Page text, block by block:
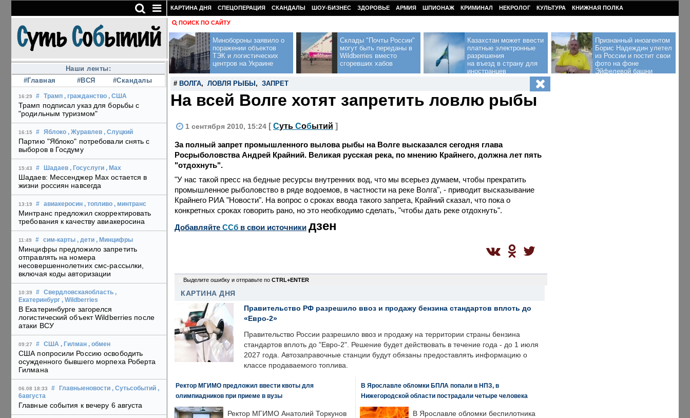
Наши ленты:
#Главная
#ВСЯ #Скандалы
16:29 # Трамп , гражданство , США
Трамп подписал указ для борьбы с
"родильным туризмом"
16:15 # Яблоко , Журавлев , Слуцкий
Партию "Яблоко" потребовали снять с
выборов в Госдуму
15:43 # Шадаев , Госуслуги , Max
Шадаев: Мессенджер Max остается в
жизни россиян навсегда
13:19 # авиакеросин , топливо , минтранс
Минтранс предложил скорректировать
требования к качеству авиакеросина
11:49 # сим-карты , дети , Минцифры
Минцифры предложило запретить
отправлять на номера
несовершеннолетних смс-рассылки,
включая коды авторизации
10:39 # Свердловскаяобласть ,
Екатеринбург , Wildberries
В Екатеринбурге загорелся
логистический объект Wildberries после
атаки ВСУ
09:27 # США , Гилман , обмен
США попросили Россию освободить
осужденного бывшего морпеха Роберта
Гилмана
06.08 18:33 # Главныеновости , Сутьсобытий ,
6августа
Главные события к вечеру 6 августа
КАРТИНА ДНЯ СПЕЦОПЕРАЦИЯ СКАНДАЛЫ ШОУ-БИЗНЕС ЗДОРОВЬЕ АРМИЯ ШПИОНАЖ КРИМИНАЛ НЕКРОЛОГ КУЛЬТУРА КНИЖНАЯ ПОЛКА
ПОИСК ПО САЙТУ
Минобороны заявило о
поражении объектов
ТЭК и логистических
центров на Украине
Склады "Почты России"
могут быть переданы в
Wildberries вместо
сгоревших хабов
Казахстан может ввести
платные электронные
разрешения
на въезд в страну для
иностранцев
Признанный иноагентом
Борис Надеждин улетел
из России и постит свои
фото на фоне
Эйфелевой башни
# ВОЛГА, ЛОВЛЯ РЫБЫ , ЗАПРЕТ
На всей Волге хотят запретить ловлю рыбы
1 сентября 2010, 15:24 [ Суть Событий ]
За полный запрет промышленного вылова рыбы на Волге высказался сегодня глава
Росрыболовства Андрей Крайний. Великая русская река, по мнению Крайнего, должна лет пять
"отдохнуть".
"У нас такой пресс на бедные ресурсы внутренних вод, что мы всерьез думаем, чтобы прекратить
промышленное рыболовство в ряде водоемов, в частности на реке Волга", - приводит высказывание
Крайнего РИА "Новости". На вопрос о сроках ввода такого запрета, Крайний сказал, что пока о
конкретных сроках говорить рано, но это необходимо сделать, "чтобы дать реке отдохнуть".
Добавляйте CСб в свои источники дзен
Выделите ошибку и отправьте по CTRL+ENTER
КАРТИНА ДНЯ
Правительство РФ разрешило ввоз и продажу бензина стандартов вплоть до
«Евро-2»
Правительство России разрешило ввоз и продажу на территории страны бензина
стандартов вплоть до "Евро-2". Решение будет действовать в течение года - до 1 июля
2027 года. Автозаправочные станции будут обязаны предоставлять информацию о
классе продаваемого топлива.
Ректор МГИМО предложил ввести квоты для
олимпиадников при приеме в вузы
Ректор МГИМО Анатолий Торкунов
В Ярославле обломки БПЛА попали в НПЗ, в
Нижегородской области пострадали четыре человека
В Ярославле обломки беспилотника